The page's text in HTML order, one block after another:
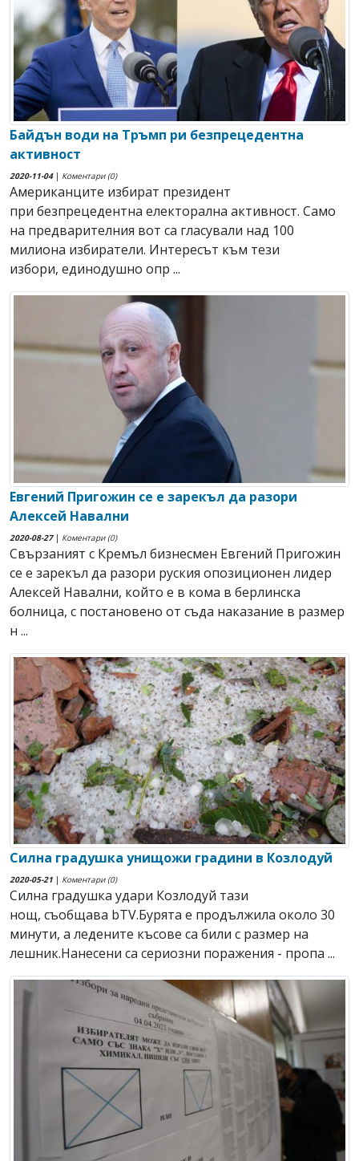
Байдън води на Тръмп ри безпрецедентна
активност
2020-11-04| Коментари (0)
Американците избират президент
при безпрецедентна електорална активност. Само
на предварителния вот са гласували над 100
милиона избиратели. Интересът към тези
избори, единодушно опр ...
Евгений Пригожин се е зарекъл да разори
Алексей Навални
2020-08-27| Коментари (0)
Свързаният с Кремъл бизнесмен Евгений Пригожин
се е зарекъл да разори руския опозиционен лидер
Алексей Навални, който е в кома в берлинска
болница, с постановено от съда наказание в размер
н ...
Силна градушка унищожи градини в Козлодуй
2020-05-21 | Коментари (0)
Силна градушка удари Козлодуй тази
нощ, съобщава bTV.Бурята е продължила около 30
минути, а ледените късове са били с размер на
лешник.Нанесени са сериозни поражения - пропа ...